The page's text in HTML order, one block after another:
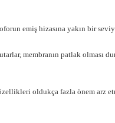
emiş hizasına yakın bir
membranın patlak olması
oldukça fazla önem arz